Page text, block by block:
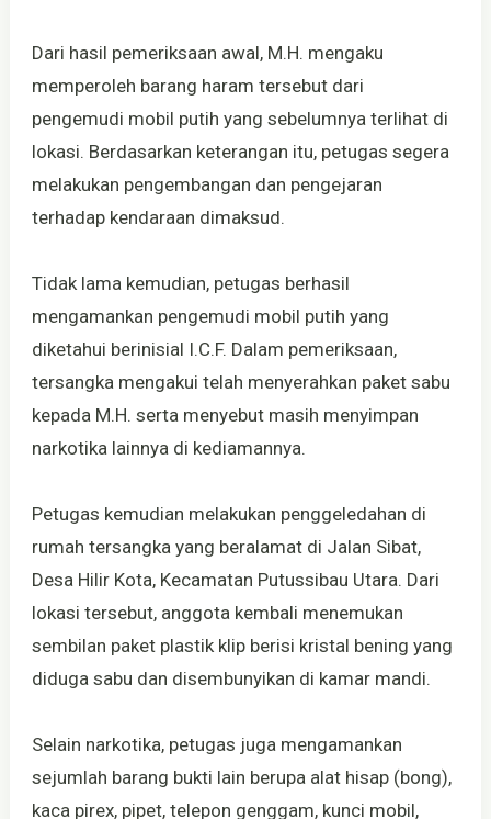
Dari hasil pemeriksaan awal, M.H. mengaku
memperoleh barang haram tersebut dari
pengemudi mobil putih yang sebelumnya terlihat di
lokasi. Berdasarkan keterangan itu, petugas segera
melakukan pengembangan dan pengejaran
terhadap kendaraan dimaksud.
Tidak lama kemudian, petugas berhasil
mengamankan pengemudi mobil putih yang
diketahui berinisial I.C.F. Dalam pemeriksaan,
tersangka mengakui telah menyerahkan paket sabu
kepada M.H. serta menyebut masih menyimpan
narkotika lainnya di kediamannya.
Petugas kemudian melakukan penggeledahan di
rumah tersangka yang beralamat di Jalan Sibat,
Desa Hilir Kota, Kecamatan Putussibau Utara. Dari
lokasi tersebut, anggota kembali menemukan
sembilan paket plastik klip berisi kristal bening yang
diduga sabu dan disembunyikan di kamar mandi.
Selain narkotika, petugas juga mengamankan
sejumlah barang bukti lain berupa alat hisap (bong),
kaca pirex, pipet, telepon genggam, kunci mobil,